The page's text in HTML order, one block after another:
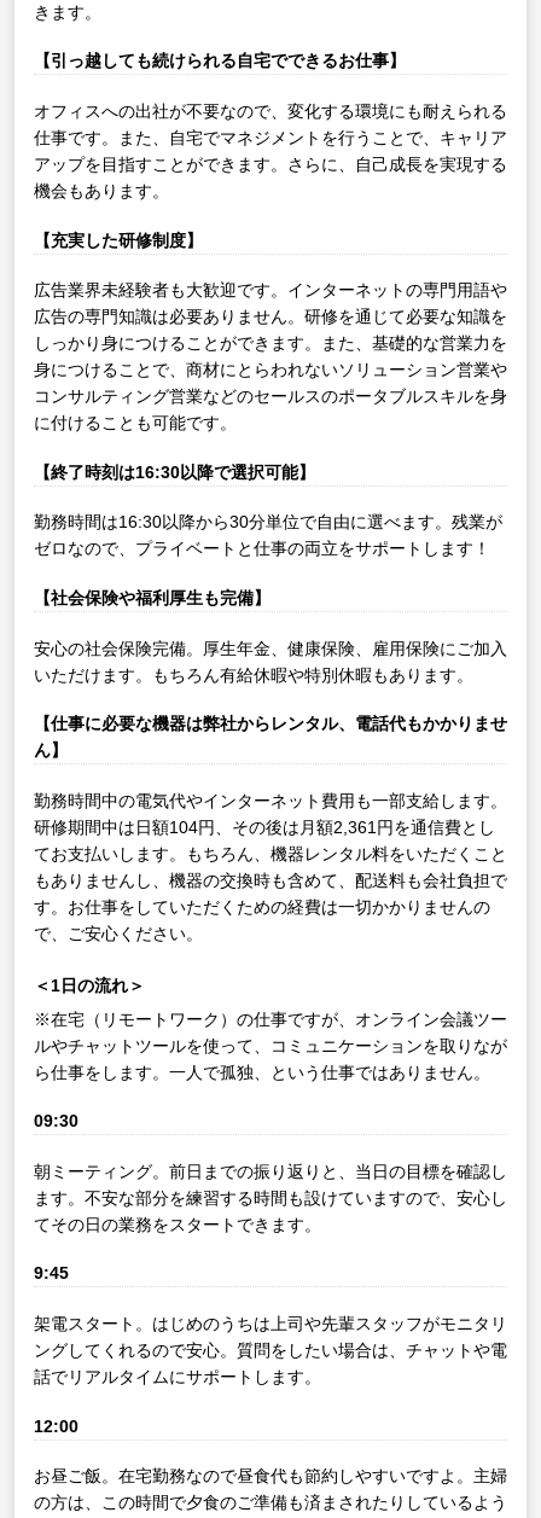
きます。
【引っ越しても続けられる自宅でできるお仕事】
オフィスへの出社が不要なので、変化する環境にも耐えられる
仕事です。また、自宅でマネジメントを行うことで、キャリア
アップを目指すことができます。さらに、自己成長を実現する
機会もあります。
【充実した研修制度】
広告業界未経験者も大歓迎です。インターネットの専門用語や
広告の専門知識は必要ありません。研修を通じて必要な知識を
しっかり身につけることができます。また、基礎的な営業力を
身につけることで、商材にとらわれないソリューション営業や
コンサルティング営業などのセールスのポータブルスキルを身
に付けることも可能です。
【終了時刻は16:30以降で選択可能】
勤務時間は16:30以降から30分単位で自由に選べます。残業が
ゼロなので、プライベートと仕事の両立をサポートします！
【社会保険や福利厚生も完備】
安心の社会保険完備。厚生年金、健康保険、雇用保険にご加入
いただけます。もちろん有給休暇や特別休暇もあります。
【仕事に必要な機器は弊社からレンタル、電話代もかかりませ
ん】
勤務時間中の電気代やインターネット費用も一部支給します。
研修期間中は日額104円、その後は月額2,361円を通信費とし
てお支払いします。もちろん、機器レンタル料をいただくこと
もありませんし、機器の交換時も含めて、配送料も会社負担で
す。お仕事をしていただくための経費は一切かかりませんの
で、ご安心ください。
＜1日の流れ＞
※在宅（リモートワーク）の仕事ですが、オンライン会議ツー
ルやチャットツールを使って、コミュニケーションを取りなが
ら仕事をします。一人で孤独、という仕事ではありません。
09:30
朝ミーティング。前日までの振り返りと、当日の目標を確認し
ます。不安な部分を練習する時間も設けていますので、安心し
てその日の業務をスタートできます。
9:45
架電スタート。はじめのうちは上司や先輩スタッフがモニタリ
ングしてくれるので安心。質問をしたい場合は、チャットや電
話でリアルタイムにサポートします。
12:00
お昼ご飯。在宅勤務なので昼食代も節約しやすいですよ。主婦
の方は、この時間で夕食のご準備も済まされたりしているよう